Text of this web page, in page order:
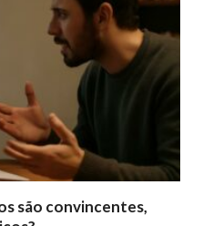
são convincentes,